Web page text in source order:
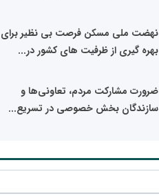
نهضت ملی مسکن فرصت بی نظیر برای
بهره گیری از ظرفیت های کشور در...
ضرورت مشارکت مردم، تعاونی‌ها و
سازندگان بخش خصوصی در تسریع...